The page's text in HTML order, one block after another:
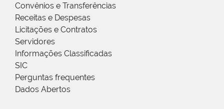
Convênios e Transferências
Receitas e Despesas
Licitações e Contratos
Servidores
Informações Classificadas
SIC
Perguntas frequentes
Dados Abertos